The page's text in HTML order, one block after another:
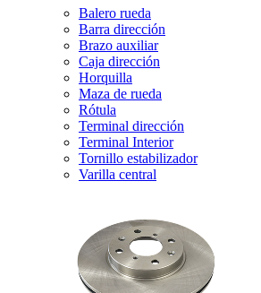
Balero rueda
Barra dirección
Brazo auxiliar
Caja dirección
Horquilla
Maza de rueda
Rótula
Terminal dirección
Terminal Interior
Tornillo estabilizador
Varilla central